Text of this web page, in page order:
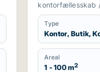
kontorfællesskab
Type
Kontor, Butik,
Areal
1 - 100 m2